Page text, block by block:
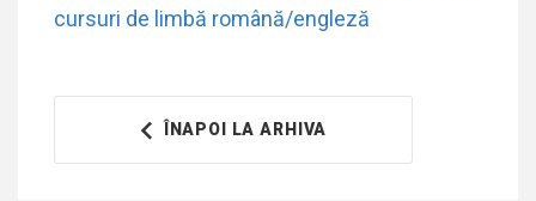
cursuri de limbă română/engleză
ÎNAPOI LA ARHIVA